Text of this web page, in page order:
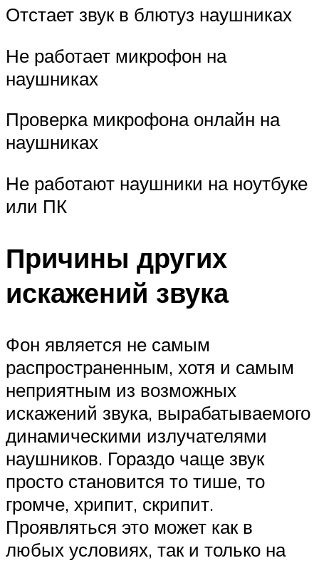
Отстает звук в блютуз наушниках
Не работает микрофон на
наушниках
Проверка микрофона онлайн на
наушниках
Не работают наушники на ноутбуке
или ПК
Причины других
искажений звука
Фон является не самым
распространенным, хотя и самым
неприятным из возможных
искажений звука, вырабатываемого
динамическими излучателями
наушников. Гораздо чаще звук
просто становится то тише, то
громче, хрипит, скрипит.
Проявляться это может как в
любых условиях, так и только на